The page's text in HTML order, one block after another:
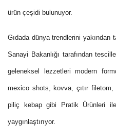
ürün çeşidi bulunuyor.
Gıdada dünya trendlerini yakından
Sanayi Bakanlığı tarafından
geleneksel lezzetleri modern
mexico shots, kovva, çıtır
piliç kebap gibi Pratik Ürünleri
yaygınlaştırıyor.